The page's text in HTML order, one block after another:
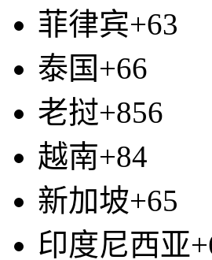
菲律宾+63
泰国+66
老挝+856
越南+84
新加坡+65
印度尼西亚